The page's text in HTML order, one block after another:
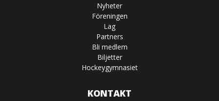
Nyheter
Föreningen
Lag
Partners
Bli medlem
Biljetter
Hockeygymnasiet
KONTAKT